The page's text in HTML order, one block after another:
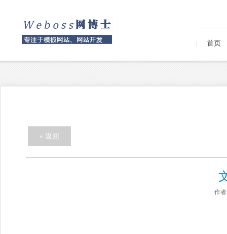
首页
« 返回
作